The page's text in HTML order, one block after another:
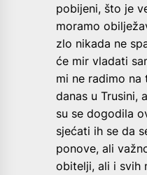
pobijeni, što je
moramo
zlo nikada ne
će mir vladati
mi ne radimo
danas u Trusini,
su se dogodila
sjećati ih se da
ponove, ali
obitelji, ali i svih